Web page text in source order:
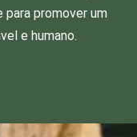
promover um
e humano.